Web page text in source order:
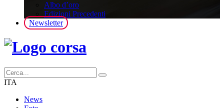
Albo d’oro
Edizioni Precedenti
Newsletter
ITA
News